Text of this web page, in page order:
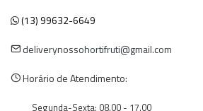
(13) 99632-6649
deliverynossohortifruti@gmail.com
Horário de Atendimento:
Segunda-Sexta: 08.00 - 17.00